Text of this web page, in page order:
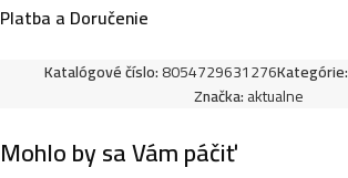
Platba a Doručenie
Katalógové číslo:8054729631276Kategórie:
Značka:aktualne
Mohlo by sa Vám páčiť